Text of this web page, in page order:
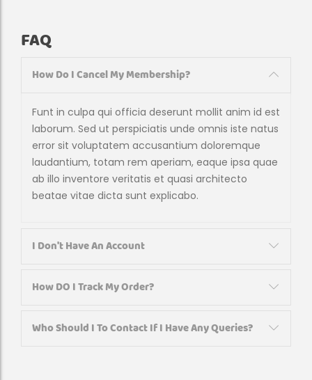
FAQ
How Do I Cancel My Membership?
Funt in culpa qui officia deserunt mollit anim id est
laborum. Sed ut perspiciatis unde omnis iste natus
error sit voluptatem accusantium doloremque
laudantium, totam rem aperiam, eaque ipsa quae
ab illo inventore veritatis et quasi architecto
beatae vitae dicta sunt explicabo.
I Don't Have An Account
How DO I Track My Order?
Who Should I To Contact If I Have Any Queries?